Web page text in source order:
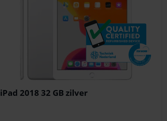
iPad 2018 32 GB zilver